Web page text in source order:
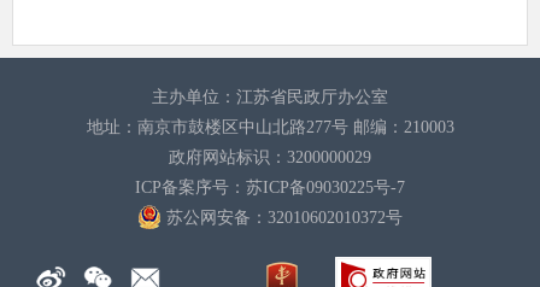
主办单位：江苏省民政厅办公室
地址：南京市鼓楼区中山北路277号 邮编：210003
政府网站标识：3200000029
ICP备案序号：苏ICP备09030225号-7
苏公网安备：32010602010372号